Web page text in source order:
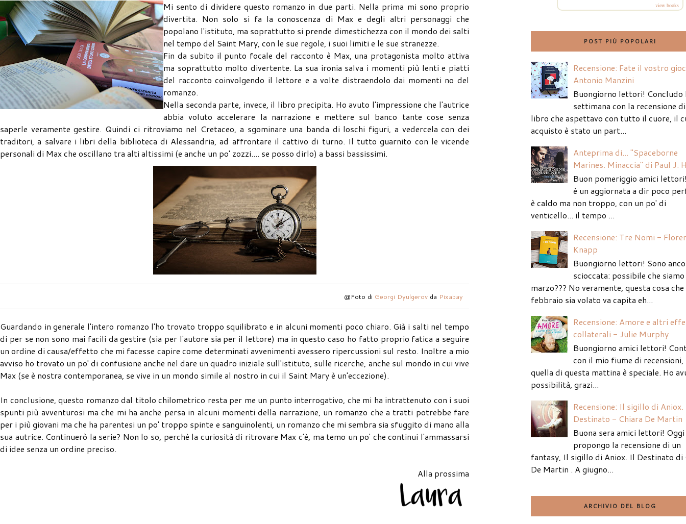
Mi sento di dividere questo romanzo in due parti. Nella prima mi sono proprio
divertita. Non solo si fa la conoscenza di Max e degli altri personaggi che
popolano l'istituto, ma soprattutto si prende dimestichezza con il mondo dei salti
nel tempo del Saint Mary, con le sue regole, i suoi limiti e le sue stranezze.
Fin da subito il punto focale del racconto è Max, una protagonista molto attiva
ma soprattutto molto divertente. La sua ironia salva i momenti più lenti e piatti
del racconto coinvolgendo il lettore e a volte distraendolo dai momenti no del
romanzo.
Nella seconda parte, invece, il libro precipita. Ho avuto l'impressione che l'autrice
abbia voluto accelerare la narrazione e mettere sul banco tante cose senza
saperle veramente gestire. Quindi ci ritroviamo nel Cretaceo, a sgominare una banda di loschi figuri, a vedercela con dei
traditori, a salvare i libri della biblioteca di Alessandria, ad affrontare il cattivo di turno. Il tutto guarnito con le vicende
personali di Max che oscillano tra alti altissimi (e anche un po' zozzi.... se posso dirlo) a bassi bassissimi.
@Foto di Georgi Dyulgerov da Pixabay
Guardando in generale l'intero romanzo l'ho trovato troppo squilibrato e in alcuni momenti poco chiaro. Già i salti nel tempo
di per se non sono mai facili da gestire (sia per l'autore sia per il lettore) ma in questo caso ho fatto proprio fatica a seguire
un ordine di causa/effetto che mi facesse capire come determinati avvenimenti avessero ripercussioni sul resto. Inoltre a mio
avviso ho trovato un po' di confusione anche nel dare un quadro iniziale sull'istituto, sulle ricerche, anche sul mondo in cui vive
Max (se è nostra contemporanea, se vive in un mondo simile al nostro in cui il Saint Mary è un'eccezione).
In conclusione, questo romanzo dal titolo chilometrico resta per me un punto interrogativo, che mi ha intrattenuto con i suoi
spunti più avventurosi ma che mi ha anche persa in alcuni momenti della narrazione, un romanzo che a tratti potrebbe fare
per i più giovani ma che ha parentesi un po' troppo spinte e sanguinolenti, un romanzo che mi sembra sia sfuggito di mano alla
sua autrice. Continuerò la serie? Non lo so, perchè la curiosità di ritrovare Max c'è, ma temo un po' che continui l'ammassarsi
di idee senza un ordine preciso.
Alla prossima
view books
POST PIÙ POPOLARI
Recensione: Fate il vostro
Antonio Manzini
Buongiorno lettori! Concludo
settimana con la recensione
libro che aspettavo con tutto il cuore, il
acquisto è stato un part...
Anteprima di... "Spaceborne
Marines. Minaccia" di Paul J.
Buon pomeriggio amici
è un aggiornata a dir poco
è caldo ma non troppo, con un po' di
venticello... il tempo ...
Recensione: Tre Nomi -
Knapp
Buongiorno lettori! Sono
scioccata: possibile che siamo
marzo??? No veramente, questa cosa che
febbraio sia volato va capita eh...
Recensione: Amore e altri
collaterali - Julie Murphy
Buongiorno amici lettori!
con il mio fiume di recensioni,
quella di questa mattina è speciale. Ho
possibilità, grazi...
Recensione: Il sigillo di
Destinato - Chiara De Martin
Buona sera amici lettori!
propongo la recensione di un
fantasy, Il sigillo di Aniox. Il Destinato di
De Martin . A giugno...
ARCHIVIO DEL BLOG